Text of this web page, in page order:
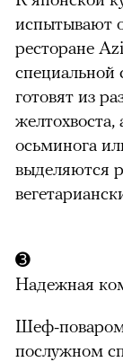
испытывают
ресторане
готовят из
осьминога
выделяются
➌
Надежная
Шеф-поваром
послужном